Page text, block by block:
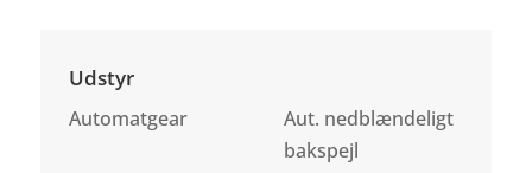
Udstyr
Automatgear
Aut. nedblændeligt
bakspejl